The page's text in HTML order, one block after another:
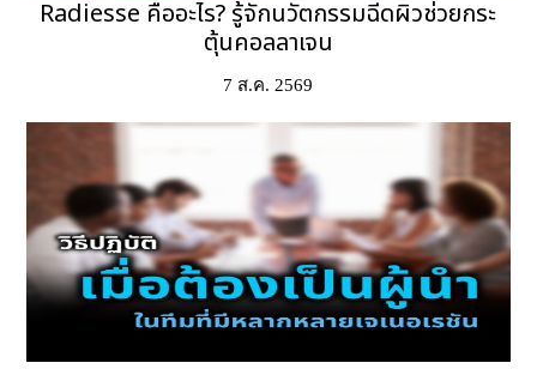
Radiesse คืออะไร? รู้จักนวัตกรรมฉีดผิวช่วยกระ
ตุ้นคอลลาเจน
7 ส.ค. 2569